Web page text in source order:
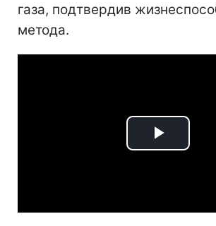
газа, подтвердив
метода.
Play